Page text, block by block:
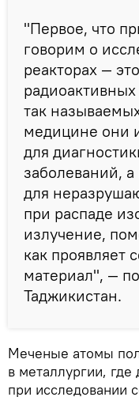
"Первое, что
говорим о
реакторах —
так
медицине они
для
заболеваний,
для
при распаде
излучение,
как проявляет
материал", —
Таджикистан.
Меченые атомы
в металлургии,
при исследовании